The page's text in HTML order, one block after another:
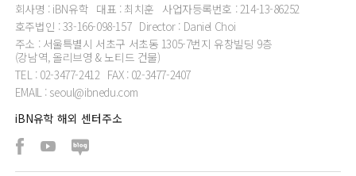
회사명 : iBN유학 대표 : 최치훈 사업자등록번호 : 214-13-86252
호주법인 : 33-166-098-157 Director : Daniel Choi
주소 : 서울특별시 서초구 서초동 1305-7번지 유창빌딩 9층
(강남역, 올리브영 & 노티드 건물)
TEL : 02-3477-2412 FAX : 02-3477-2407
EMAIL : seoul@ibnedu.com
iBN유학 해외 센터주소